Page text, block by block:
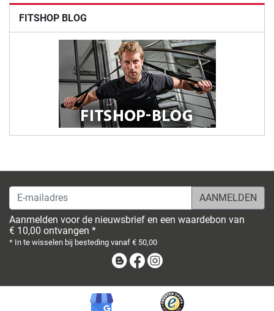
FITSHOP BLOG
E-mailadres
Aanmelden voor de nieuwsbrief en een waardebon van
€ 10,00 ontvangen *
* In te wisselen bij besteding vanaf € 50,00
BlogFacebook